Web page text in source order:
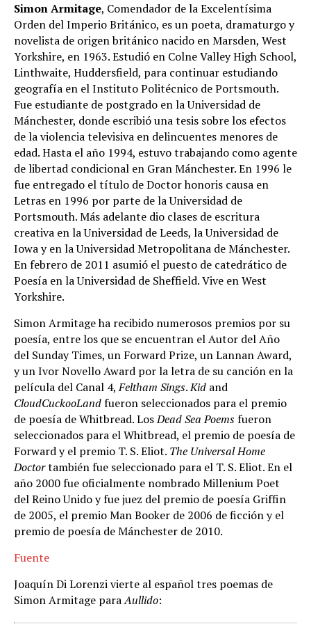
Simon Armitage, Comendador de la Excelentísima
Orden del Imperio Británico, es un poeta, dramaturgo y
novelista de origen británico nacido en Marsden, West
Yorkshire, en 1963. Estudió en Colne Valley High School,
Linthwaite, Huddersfield, para continuar estudiando
geografía en el Instituto Politécnico de Portsmouth.
Fue estudiante de postgrado en la Universidad de
Mánchester, donde escribió una tesis sobre los efectos
de la violencia televisiva en delincuentes menores de
edad. Hasta el año 1994, estuvo trabajando como agente
de libertad condicional en Gran Mánchester. En 1996 le
fue entregado el título de Doctor honoris causa en
Letras en 1996 por parte de la Universidad de
Portsmouth. Más adelante dio clases de escritura
creativa en la Universidad de Leeds, la Universidad de
Iowa y en la Universidad Metropolitana de Mánchester.
En febrero de 2011 asumió el puesto de catedrático de
Poesía en la Universidad de Sheffield. Vive en West
Yorkshire.
Simon Armitage ha recibido numerosos premios por su
poesía, entre los que se encuentran el Autor del Año
del Sunday Times, un Forward Prize, un Lannan Award,
y un Ivor Novello Award por la letra de su canción en la
película del Canal 4,Feltham Sings.Kid and
CloudCuckooLandfueron seleccionados para el premio
de poesía de Whitbread. LosDead Sea Poemsfueron
seleccionados para el Whitbread, el premio de poesía de
Forward y el premio T. S. Eliot. The Universal Home
Doctortambién fue seleccionado para el T. S. Eliot. En el
año 2000 fue oficialmente nombrado Millenium Poet
del Reino Unido y fue juez del premio de poesía Griffin
de 2005, el premio Man Booker de 2006 de ficción y el
premio de poesía de Mánchester de 2010.
Fuente
Joaquín Di Lorenzi vierte al español tres poemas de
Simon Armitage paraAullido: